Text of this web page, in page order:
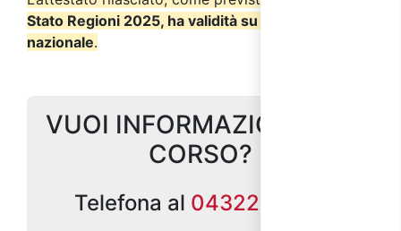
Stato Regioni 2025, ha validità su tutto il territorio
nazionale.
VUOI INFORMAZIONI SUL
CORSO?
Telefona al 0432299686